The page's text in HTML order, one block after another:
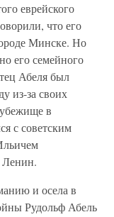
еврейского
что его
Минске. Но
его семейного
Абеля был
из-за своих
в
с советским
и осела в
Рудольф Абель